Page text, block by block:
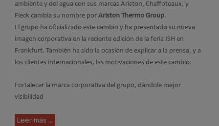
ambiente y del agua con sus marcas Ariston, Chaffoteaux, y
Fleck cambia su nombre por Ariston Thermo Group.
El grupo ha oficializado este cambio y ha presentado su nueva
imagen corporativa en la reciente edición de la feria ISH en
Frankfurt. También ha sido la ocasión de explicar a la prensa, y a
los clientes internacionales, las motivaciones de este cambio:
Fortalecer la marca corporativa del grupo, dándole mejor
visibilidad
Leer más ...